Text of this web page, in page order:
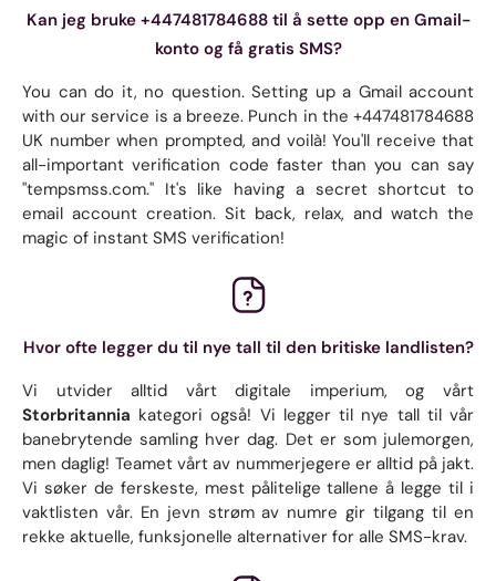
Kan jeg bruke +447481784688 til å sette opp en Gmail-
konto og få gratis SMS?
You can do it, no question. Setting up a Gmail account
with our service is a breeze. Punch in the +447481784688
UK number when prompted, and voilà! You'll receive that
all-important verification code faster than you can say
"tempsmss.com." It's like having a secret shortcut to
email account creation. Sit back, relax, and watch the
magic of instant SMS verification!
Hvor ofte legger du til nye tall til den britiske landlisten?
Vi utvider alltid vårt digitale imperium, og vårt
Storbritannia kategori også! Vi legger til nye tall til vår
banebrytende samling hver dag. Det er som julemorgen,
men daglig! Teamet vårt av nummerjegere er alltid på jakt.
Vi søker de ferskeste, mest pålitelige tallene å legge til i
vaktlisten vår. En jevn strøm av numre gir tilgang til en
rekke aktuelle, funksjonelle alternativer for alle SMS-krav.